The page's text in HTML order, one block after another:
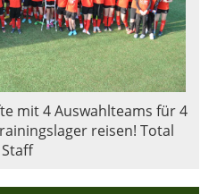
mit 4 Auswahlteams für 4
reisen! Total